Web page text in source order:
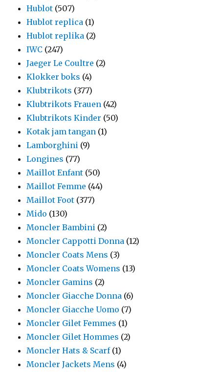
Hublot (507)
Hublot replica (1)
Hublot replika (2)
IWC (247)
Jaeger Le Coultre (2)
Klokker boks (4)
Klubtrikots (377)
Klubtrikots Frauen (42)
Klubtrikots Kinder (50)
Kotak jam tangan (1)
Lamborghini (9)
Longines (77)
Maillot Enfant (50)
Maillot Femme (44)
Maillot Foot (377)
Mido (130)
Moncler Bambini (2)
Moncler Cappotti Donna (12)
Moncler Coats Mens (3)
Moncler Coats Womens (13)
Moncler Gamins (2)
Moncler Giacche Donna (6)
Moncler Giacche Uomo (7)
Moncler Gilet Femmes (1)
Moncler Gilet Hommes (2)
Moncler Hats & Scarf (1)
Moncler Jackets Mens (4)